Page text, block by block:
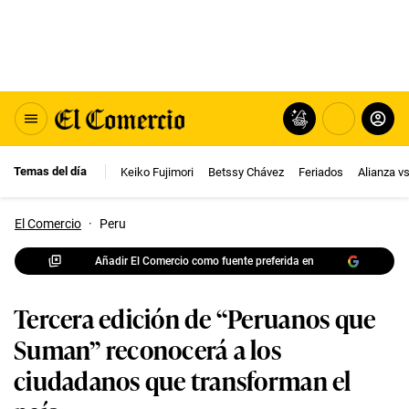
Temas del día Keiko Fujimori Betssy Chávez Feriados Alianza
El Comercio · Peru
Añadir El Comercio como fuente preferida en
Tercera edición de “Peruanos que
Suman” reconocerá a los
ciudadanos que transforman el